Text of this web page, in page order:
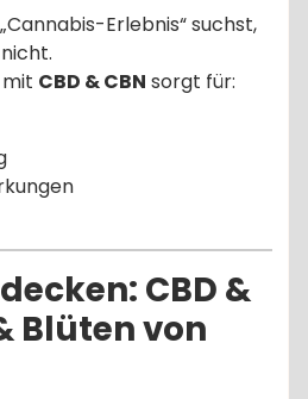
Erlebnis“ suchst,
CBD & CBN sorgt für:
CBD &
Blüten von